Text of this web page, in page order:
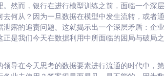
然而，银行在进行模型训练之前，面临一个深层
何从？因为一旦数据在模型中发生流转，或者通
露的追责问题。这就揭示出一个深层矛盾：企业
是我们今天在数据利用中所面临的困局与破局之
导在今天思考的数据要素进行流通的时代中，第